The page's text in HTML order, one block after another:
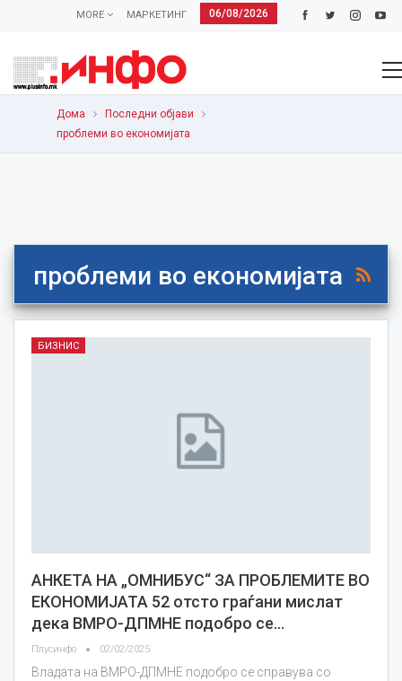
06/08/2026
МАРКЕТИНГ
MORE
Дома
Последни објави
проблеми во економијата
проблеми во економијата
БИЗНИС
АНКЕТА НА „ОМНИБУС“ ЗА ПРОБЛЕМИТЕ ВО
ЕКОНОМИЈАТА 52 отсто граѓани мислат
дека ВМРО-ДПМНЕ подобро се…
Плусинфо 02/02/2025
Владата на ВМРО-ДПМНЕ подобро се справува со